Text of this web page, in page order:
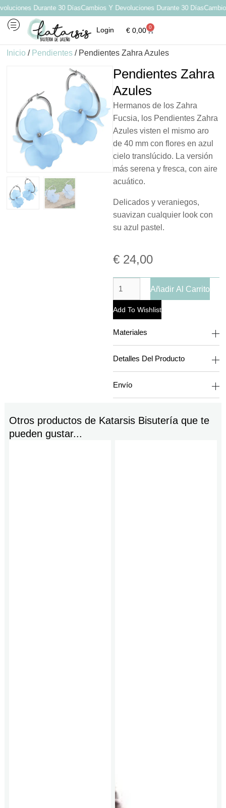
Durante 30 DíasCambios Y Devoluciones Durante 30 DíasCambios
Login €0,00 0
Inicio / Pendientes / Pendientes Zahra Azules
Pendientes Zahra
Azules
Hermanos de los Zahra
Fucsia, los Pendientes Zahra
Azules visten el mismo aro
de 40 mm con flores en azul
cielo translúcido. La versión
más serena y fresca, con aire
acuático.
Delicados y veraniegos,
suavizan cualquier look con
su azul pastel.
€ 24,00
Añadir Al Carrito
Add To Wishlist
Materiales
Detalles Del Producto
Envío
Otros productos de Katarsis Bisuteríaque te
pueden gustar...